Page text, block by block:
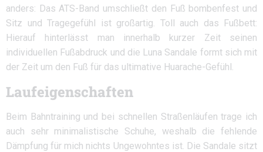
anders: Das ATS-Band umschließt den Fuß bombenfest und
Sitz und Tragegefühl ist großartig. Toll auch das Fußbett:
Hierauf hinterlässt man innerhalb kurzer Zeit seinen
individuellen Fußabdruck und die Luna Sandale formt sich mit
der Zeit um den Fuß für das ultimative Huarache-Gefühl.
Laufeigenschaften
Beim Bahntraining und bei schnellen Straßenläufen trage ich
auch sehr minimalistische Schuhe, weshalb die fehlende
Dämpfung für mich nichts Ungewohntes ist. Die Sandale sitzt